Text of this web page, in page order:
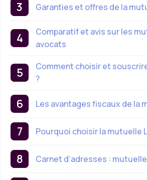
Garanties et offres de la
Comparatif et avis sur les
avocats
Comment choisir et
?
Les avantages fiscaux de la
Pourquoi choisir la mutuelle
Carnet d’adresses :